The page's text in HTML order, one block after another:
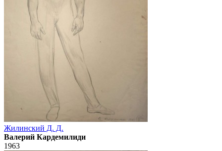
Жилинский Д. Д.
Валерий Кардемилиди
1963